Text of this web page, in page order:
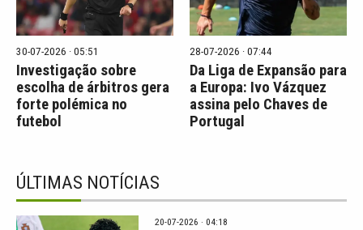
30-07-2026 · 05:51
Investigação sobre
escolha de árbitros gera
forte polémica no
futebol
28-07-2026 · 07:44
Da Liga de Expansão para
a Europa: Ivo Vázquez
assina pelo Chaves de
Portugal
ÚLTIMAS NOTÍCIAS
20-07-2026 · 04:18